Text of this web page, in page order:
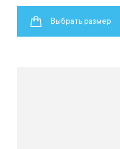
Выбрать размер